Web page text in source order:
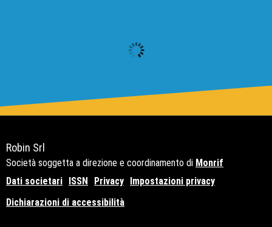
Robin Srl
Società soggetta a direzione e coordinamento di Monrif
Dati societari ISSN Privacy Impostazioni privacy
Dichiarazioni di accessibilità